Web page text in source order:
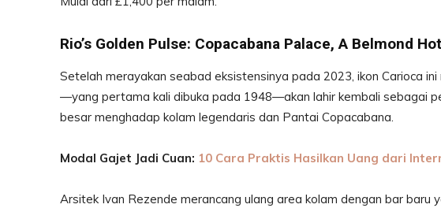
Rio’s Golden Pulse: Copacabana Palace, A Belmond
Setelah merayakan seabad eksistensinya pada 2023, ikon Carioca
—yang pertama kali dibuka pada 1948—akan lahir kembali sebagai
besar menghadap kolam legendaris dan Pantai Copacabana.
Modal Gajet Jadi Cuan: 10 Cara Praktis Hasilkan Uang dari
Arsitek Ivan Rezende merancang ulang area kolam dengan bar baru